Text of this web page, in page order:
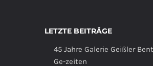
LETZTE BEITRÄGE
45 Jahre Galerie Geißler
Ge-zeiten